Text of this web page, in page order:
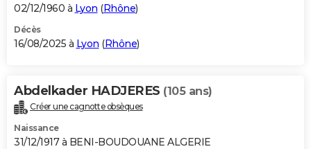
GUIDES D'ACHAT
BONS PLANS
Carte de Noël
Carte Bonne année
Carte Saint-Valentin
Carte Pâques
Carte d'anniversaire
DICTIONNAIRE
Dictionnaire
Biographies
Citations
Expressions
Proverbes
PROGRAMME TV
02/12/1960 à Lyon (Rhône)
Décès
16/08/2025 à Lyon (Rhône)
Abdelkader HADJERES (105 ans)
Créer une cagnotte obsèques
Naissance
31/12/1917 à BENI-BOUDOUANE ALGERIE